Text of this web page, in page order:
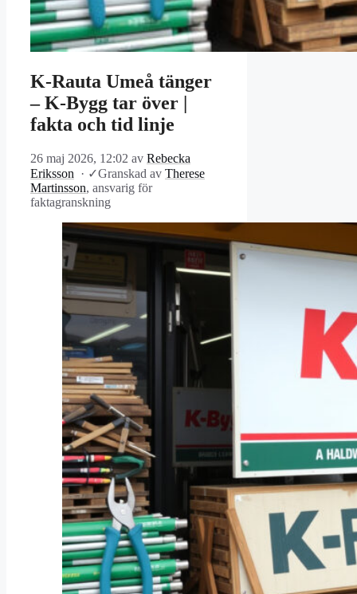
K-Rauta Umeå tänger
– K-Bygg tar över |
fakta och tid linje
26 maj 2026, 12:02 av Rebecka
Eriksson
· ✓Granskad av Therese
Martinsson, ansvarig för
faktagranskning